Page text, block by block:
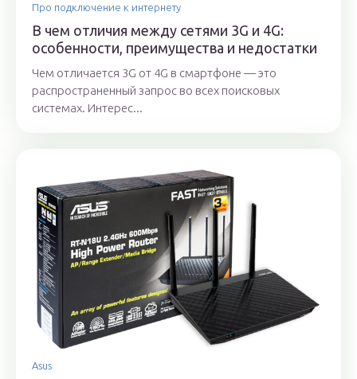
Про подключение к интернету
В чем отличия между сетями 3G и 4G:
особенности, преимущества и недостатки
Чем отличается 3G от 4G в смартфоне — это
распространенный запрос во всех поисковых
системах. Интерес...
Asus